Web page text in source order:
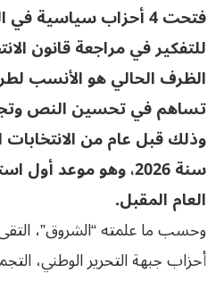
فتحت 4 أحزاب سياسية
للتفكير في مراجعة قانون
الظرف الحالي هو الأنسب
تساهم في تحسين النص
وذلك قبل عام من الانتخابات
سنة 2026، وهو موعد
العام المقبل.
وحسب ما علمته “الشروق”،
أحزاب جبهة التحرير الوطني،